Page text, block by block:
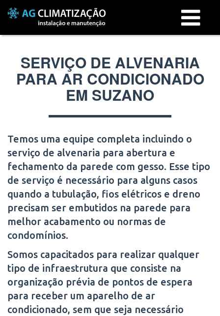
Menu
SERVIÇO DE ALVENARIA
PARA AR CONDICIONADO
EM SUZANO
Temos uma equipe completa incluindo o
serviço de alvenaria para abertura e
fechamento da parede com gesso. Esse tipo
de serviço é necessário para alguns casos
quando a tubulação, fios elétricos e dreno
precisam ser embutidos na parede para
melhor acabamento ou normas de
condomínios.
Somos capacitados para realizar qualquer
tipo de infraestrutura que consiste na
organização prévia de pontos de espera
para receber um aparelho de ar
condicionado, sem que seja necessário